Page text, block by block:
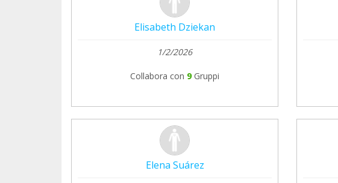
Elisabeth Dziekan
1/2/2026
Collabora con 9 Gruppi
Elena Suárez